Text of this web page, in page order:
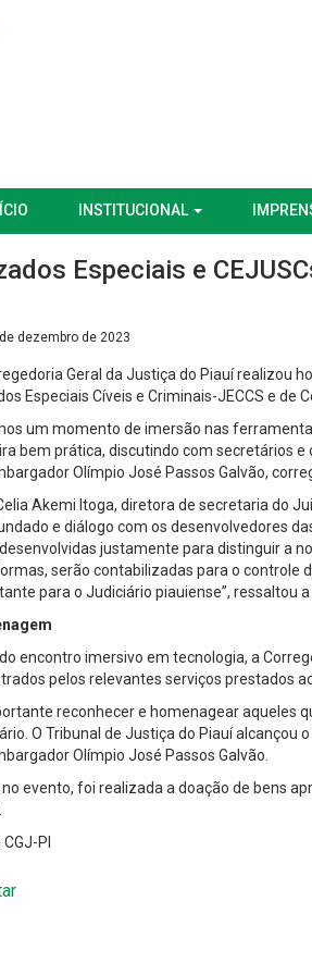
INSTITUCIONAL
Especiais e
dezembro de 2023
Geral da Justiça do Piauí realizou
Especiais Cíveis e Criminais-JECCS e de
um momento de imersão nas
bem prática, discutindo com secretários
Olímpio José Passos Galvão,
Akemi Itoga, diretora de secretaria do
e diálogo com os desenvolvedores
justamente para distinguir a
serão contabilizadas para o controle
para o Judiciário piauiense”, ressaltou a
encontro imersivo em tecnologia, a
pelos relevantes serviços prestados
reconhecer e homenagear aqueles
O Tribunal de Justiça do Piauí alcançou
Olímpio José Passos Galvão.
evento, foi realizada a doação de bens
PI